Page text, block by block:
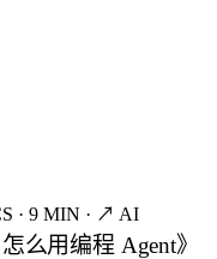
· 9 MIN · ↗ AI
么用编程 Agent》